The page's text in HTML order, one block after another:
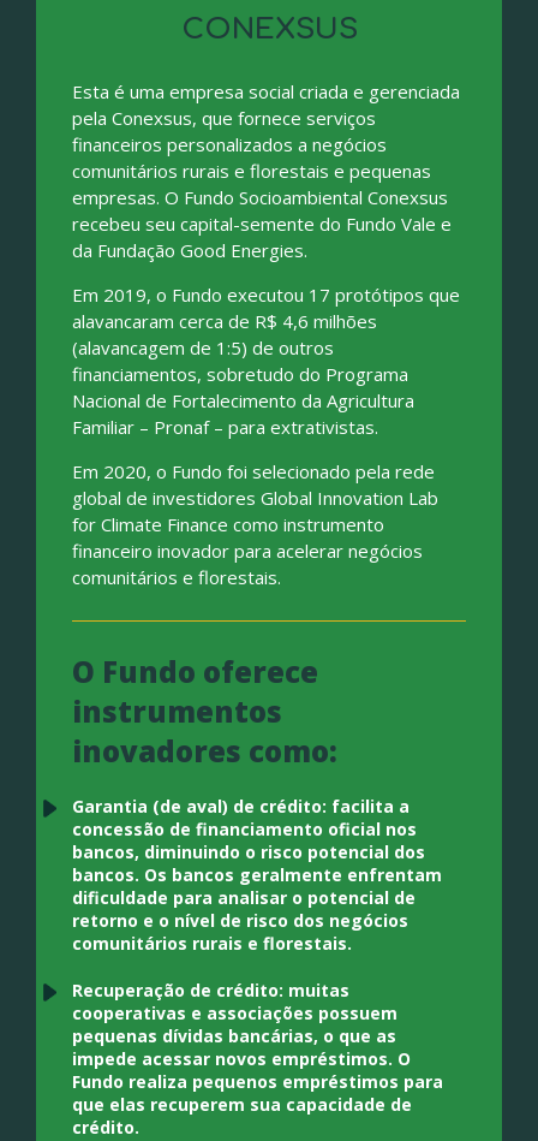
CONEXSUS
Esta é uma empresa social criada e gerenciada
pela Conexsus, que fornece serviços
financeiros personalizados a negócios
comunitários rurais e florestais e pequenas
empresas. O Fundo Socioambiental Conexsus
recebeu seu capital-semente do Fundo Vale e
da Fundação Good Energies.
Em 2019, o Fundo executou 17 protótipos que
alavancaram cerca de R$ 4,6 milhões
(alavancagem de 1:5) de outros
financiamentos, sobretudo do Programa
Nacional de Fortalecimento da Agricultura
Familiar – Pronaf – para extrativistas.
Em 2020, o Fundo foi selecionado pela rede
global de investidores Global Innovation Lab
for Climate Finance como instrumento
financeiro inovador para acelerar negócios
comunitários e florestais.
O Fundo oferece
instrumentos
inovadores como:
Garantia (de aval) de crédito: facilita a
concessão de financiamento oficial nos
bancos, diminuindo o risco potencial dos
bancos. Os bancos geralmente enfrentam
dificuldade para analisar o potencial de
retorno e o nível de risco dos negócios
comunitários rurais e florestais.
Recuperação de crédito: muitas
cooperativas e associações possuem
pequenas dívidas bancárias, o que as
impede acessar novos empréstimos. O
Fundo realiza pequenos empréstimos para
que elas recuperem sua capacidade de
crédito.